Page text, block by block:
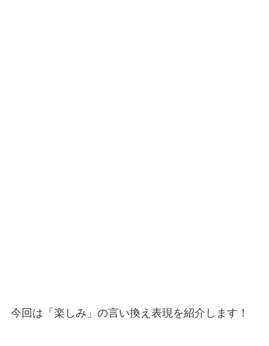
今回は「楽しみ」の言い換え表現を紹介します！